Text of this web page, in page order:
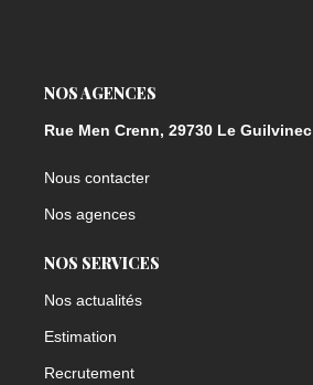
NOS AGENCES
Rue Men Crenn, 29730 Le Guilvinec
Nous contacter
Nos agences
NOS SERVICES
Nos actualités
Estimation
Recrutement